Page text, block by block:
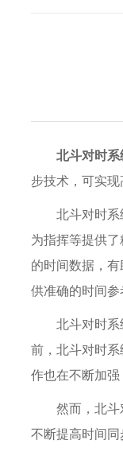
北斗对时系
步技术，可实
北斗对时
为指挥等提供
的时间数据，
供准确的时间
北斗对时
前，北斗对时
作也在不断加
然而，北
不断提高时间